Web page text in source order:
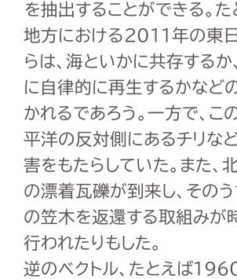
を抽出することができる。た
地方における2011年の東
らは、海といかに共存するか
に自律的に再生するかなど
かれるであろう。一方で、こ
平洋の反対側にあるチリな
害をもたらしていた。また、
の漂着瓦礫が到来し、その
の笠木を返還する取組みが
行われたりもした。
逆のベクトル、たとえば